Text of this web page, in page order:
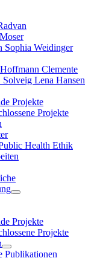
Sophia Weidinger
Clemente
Lena Hansen
Projekte
Projekte
Health Ethik
Projekte
Projekte
Publikationen